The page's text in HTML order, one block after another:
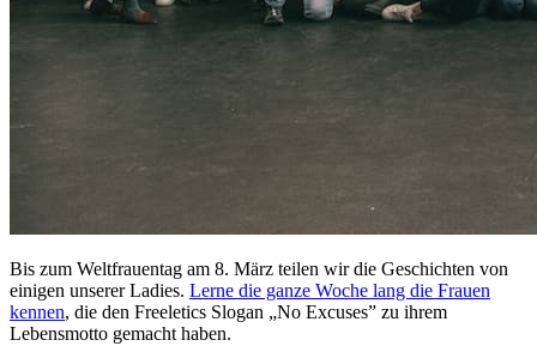
Bis zum Weltfrauentag am 8. März teilen wir die Geschichten von
einigen unserer Ladies. Lerne die ganze Woche lang die Frauen
kennen, die den Freeletics Slogan „No Excuses” zu ihrem
Lebensmotto gemacht haben.